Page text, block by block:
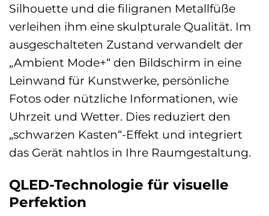
Silhouette und die filigranen Metallfüße
verleihen ihm eine skulpturale Qualität. Im
ausgeschalteten Zustand verwandelt der
„Ambient Mode+“ den Bildschirm in eine
Leinwand für Kunstwerke, persönliche
Fotos oder nützliche Informationen, wie
Uhrzeit und Wetter. Dies reduziert den
„schwarzen Kasten“-Effekt und integriert
das Gerät nahtlos in Ihre Raumgestaltung.
QLED-Technologie für visuelle
Perfektion